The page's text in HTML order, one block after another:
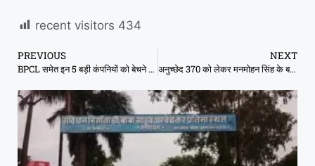
recent visitors 434
PREVIOUS
BPCL समेत इन 5 बड़ी कंपनियों को बेचने की तैयारी में सरकार!
NEXT
अनुच्‍छेद 370 को लेकर मनमोहन सिंह के बयान पर घिरी कांग्रेस